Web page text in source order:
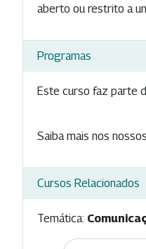
aberto ou restrito a
Programas
Este curso faz parte
Saiba mais nos nossos
Cursos Relacionados
Temática: